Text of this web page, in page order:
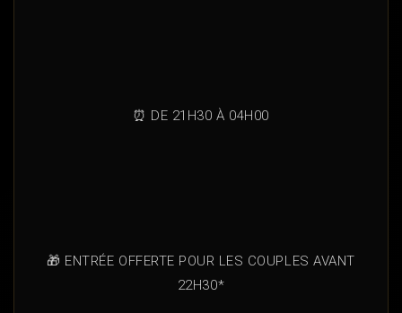
⏰ DE 21H30 À 04H00
🎁 ENTRÉE OFFERTE POUR LES COUPLES AVANT
22H30*